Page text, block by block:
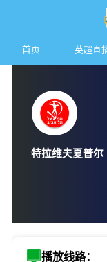
首页 英超直
特拉维夫夏
播放线路：